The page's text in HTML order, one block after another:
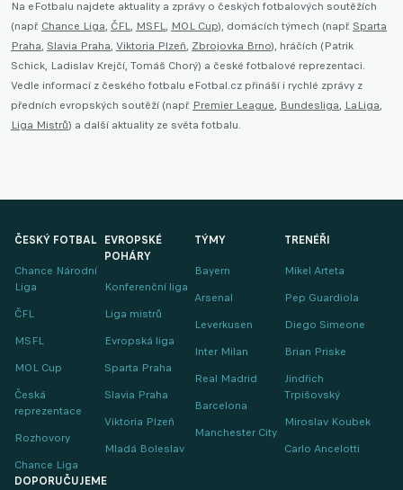
Na eFotbalu najdete aktuality a zprávy o českých fotbalových soutěžích
(např. Chance Liga, ČFL, MSFL, MOL Cup), domácích týmech (např. Sparta
Praha, Slavia Praha, Viktoria Plzeň, Zbrojovka Brno), hráčích (Patrik
Schick, Ladislav Krejčí, Tomáš Chorý) a české fotbalové reprezentaci.
Vedle informací z českého fotbalu eFotbal.cz přináší i rychlé zprávy z
předních evropských soutěží (např. Premier League, Bundesliga, LaLiga,
Liga Mistrů) a další aktuality ze světa fotbalu.
ČESKÝ FOTBAL
Chance Národní
Liga
ČFL
MSFL
MOL Cup
Česká
reprezentace
Rozhovory
Chance Liga
EVROPSKÉ
POHÁRY
Konferenční liga
Liga mistrů
Evropská liga
Sparta Praha
Slavia Praha
Viktoria Plzeň
Mladá Boleslav
TÝMY
Bayern
Arsenal
Leverkusen
Inter Milan
Real Madrid
Barcelona
Manchester City
TRENÉŘI
Mikel Arteta
Pep Guardiola
Diego Simeone
Brian Priske
Jindřich
Trpišovský
Miroslav Koubek
Carlo Ancelotti
DOPORUČUJEME